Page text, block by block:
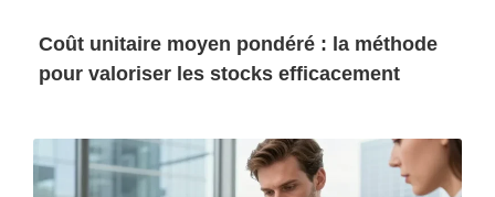
Coût unitaire moyen pondéré : la méthode
pour valoriser les stocks efficacement